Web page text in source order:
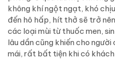
không khí ngột ngạt, khó
đến hô hấp, hít thở sẽ trở
các loại mùi từ thuốc men,
lâu dần cũng khiến cho
mái, rất bất tiện khi có